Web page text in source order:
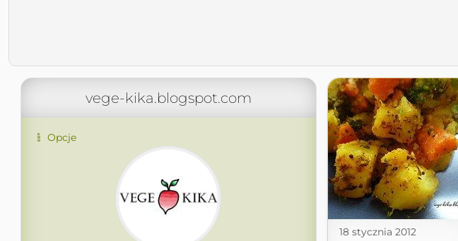
vege-kika.blogspot.com
Opcje
18 stycznia 2012